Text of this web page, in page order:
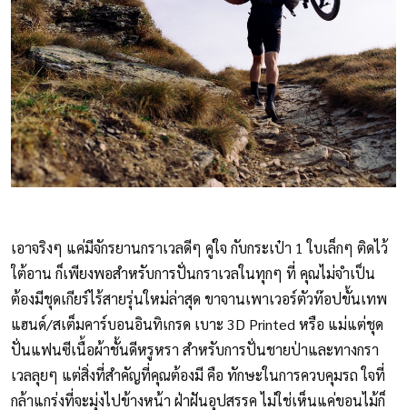
เอาจริงๆ แค่มีจักรยานกราเวลดีๆ คู่ใจ กับกระเป๋า 1 ใบเล็กๆ ติดไว้
ใต้อาน ก็เพียงพอสำหรับการปั่นกราเวลในทุกๆ ที่ คุณไม่จำเป็น
ต้องมีชุดเกียร์ไร้สายรุ่นใหม่ล่าสุด ขาจานเพาเวอร์ตัวท๊อปขั้นเทพ
แฮนด์/สเต็มคาร์บอนอินทิเกรด เบาะ 3D Printed หรือ แม่แต่ชุด
ปั่นแฟนซีเนื้อผ้าชั้นดีหรูหรา สำหรับการปั่นชายป่าและทางกรา
เวลลุยๆ แต่สิ่งที่สำคัญที่คุณต้องมี คือ ทักษะในการควบคุมรถ ใจที่
กล้าแกร่งที่จะมุ่งไปข้างหน้า ฝ่าฝันอุปสรรค ไม่ใช่เห็นแค่ขอนไม้ก็